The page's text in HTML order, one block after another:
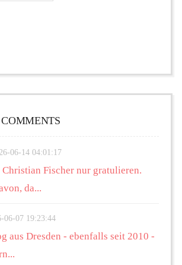
06-14 04:01:17
Fischer nur gratulieren.
da...
06-07 19:23:44
aus Dresden - ebenfalls seit 2010 -